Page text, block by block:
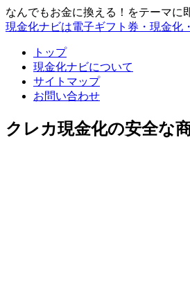
なんでもお金に換える！をテーマに
現金化ナビは電子ギフト券・現金化
トップ
現金化ナビについて
サイトマップ
お問い合わせ
クレカ現金化の安全な